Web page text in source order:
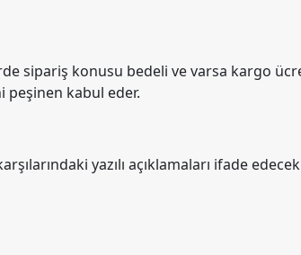
sipariş konusu bedeli ve varsa kargo
kabul eder.
yazılı açıklamaları ifade